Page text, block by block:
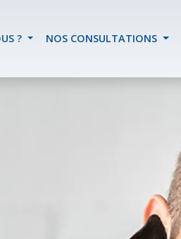
? NOS CONSULTATIONS